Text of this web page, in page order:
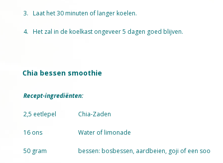
3. Laat het 30 minuten of langer koelen.
4. Het zal in de koelkast ongeveer 5 dagen goed blijven.
Chia bessen smoothie
Recept-ingrediënten:
2,5 eetlepel Chia-Zaden
16 ons Water of limonade
50 gram bessen: bosbessen, aardbeien, goji of een